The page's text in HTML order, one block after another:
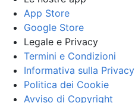
App Store
Google Store
Legale e Privacy
Termini e Condizioni
Informativa sulla Privacy
Politica dei Cookie
Avviso di Copyright